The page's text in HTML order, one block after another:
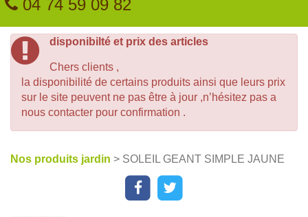
04 74 59 09 82
disponibilté et prix des articles
Chers clients ,
la disponibilité de certains produits ainsi que leurs prix
sur le site peuvent ne pas être à jour ,n’hésitez pas a
nous contacter pour confirmation .
Nos produits jardin > SOLEIL GEANT SIMPLE JAUNE